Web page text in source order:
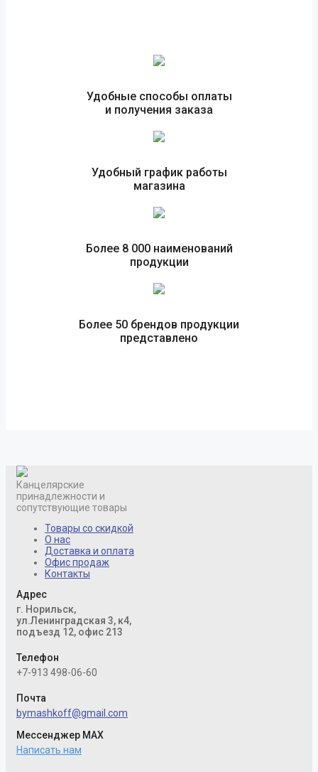
Удобные способы оплаты
и получения заказа
Удобный график работы
магазина
Более 8 000 наименований
продукции
Более 50 брендов продукции
представлено
Канцелярские
принадлежности и
сопутствующие товары
Товары со скидкой
О нас
Доставка и оплата
Офис продаж
Контакты
Адрес
г. Норильск,
ул.Ленинградская 3, к4,
подъезд 12, офис 213
Телефон
+7-913 498-06-60
Почта
bymashkoff@gmail.com
Мессенджер MAX
Написать нам